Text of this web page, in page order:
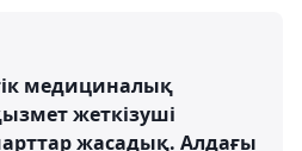
медициналық
жеткізуші
жасадық. Алдағы